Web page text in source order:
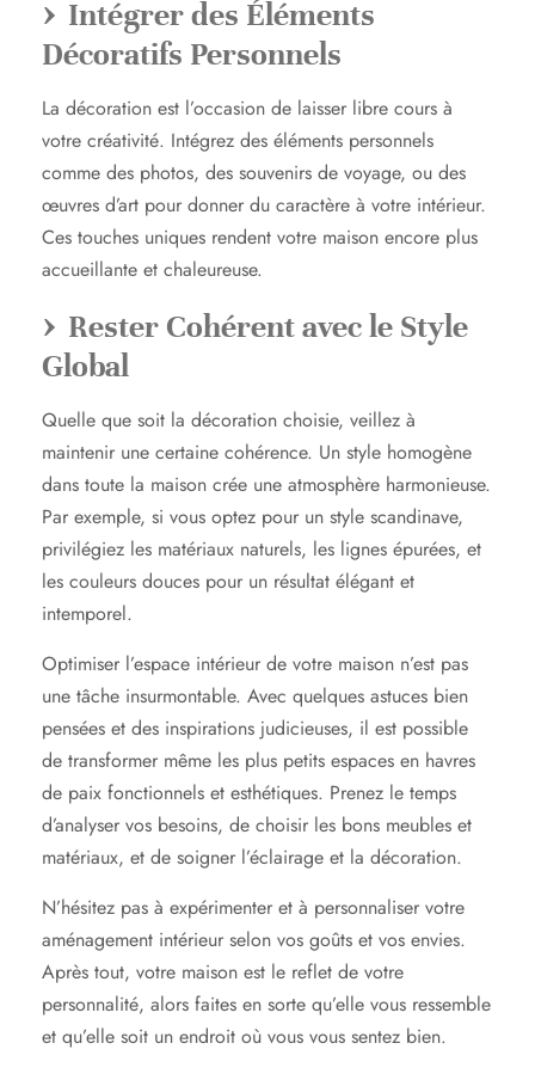
Intégrer des Éléments
Décoratifs Personnels
La décoration est l’occasion de laisser libre cours à
votre créativité. Intégrez des éléments personnels
comme des photos, des souvenirs de voyage, ou des
œuvres d’art pour donner du caractère à votre intérieur.
Ces touches uniques rendent votre maison encore plus
accueillante et chaleureuse.
Rester Cohérent avec le Style
Global
Quelle que soit la décoration choisie, veillez à
maintenir une certaine cohérence. Un style homogène
dans toute la maison crée une atmosphère harmonieuse.
Par exemple, si vous optez pour un style scandinave,
privilégiez les matériaux naturels, les lignes épurées, et
les couleurs douces pour un résultat élégant et
intemporel.
Optimiser l’espace intérieur de votre maison n’est pas
une tâche insurmontable. Avec quelques astuces bien
pensées et des inspirations judicieuses, il est possible
de transformer même les plus petits espaces en havres
de paix fonctionnels et esthétiques. Prenez le temps
d’analyser vos besoins, de choisir les bons meubles et
matériaux, et de soigner l’éclairage et la décoration.
N’hésitez pas à expérimenter et à personnaliser votre
aménagement intérieur selon vos goûts et vos envies.
Après tout, votre maison est le reflet de votre
personnalité, alors faites en sorte qu’elle vous ressemble
et qu’elle soit un endroit où vous vous sentez bien.